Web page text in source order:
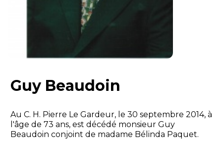
Guy Beaudoin
Au C. H. Pierre Le Gardeur, le 30 septembre 2014, à
l'âge de 73 ans, est décédé monsieur Guy
Beaudoin conjoint de madame Bélinda Paquet.